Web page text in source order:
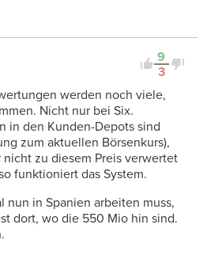
9
3
werden noch viele,
Nicht nur bei Six.
in den Kunden-Depots sind
zum aktuellen Börsenkurs),
nicht zu diesem Preis verwertet
funktioniert das System.
nun in Spanien arbeiten muss,
dort, wo die 550 Mio hin sind.